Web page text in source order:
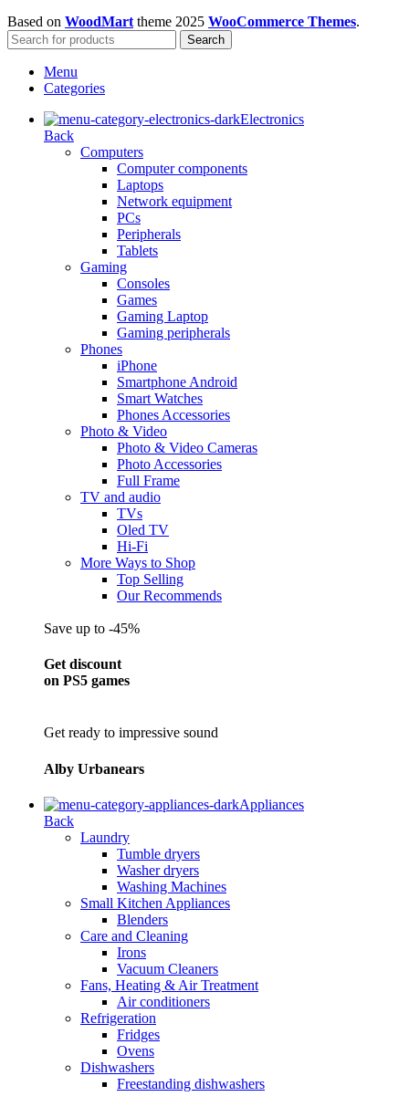
Based on WoodMart theme 2025 WooCommerce Themes.
Search
Menu
Categories
Electronics
Back
Computers
Computer components
Laptops
Network equipment
PCs
Peripherals
Tablets
Gaming
Consoles
Games
Gaming Laptop
Gaming peripherals
Phones
iPhone
Smartphone Android
Smart Watches
Phones Accessories
Photo & Video
Photo & Video Cameras
Photo Accessories
Full Frame
TV and audio
TVs
Oled TV
Hi-Fi
More Ways to Shop
Top Selling
Our Recommends
Save up to -45%
Get discount
on PS5 games
Get ready to impressive sound
Alby Urbanears
Appliances
Back
Laundry
Tumble dryers
Washer dryers
Washing Machines
Small Kitchen Appliances
Blenders
Care and Cleaning
Irons
Vacuum Cleaners
Fans, Heating & Air Treatment
Air conditioners
Refrigeration
Fridges
Ovens
Dishwashers
Freestanding dishwashers